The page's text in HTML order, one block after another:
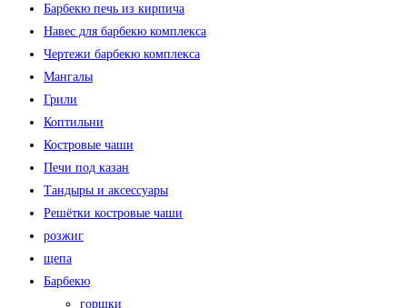
Барбекю печь из кирпича
Навес для барбекю комплекса
Чертежи барбекю комплекса
Мангалы
Грили
Коптильни
Костровые чаши
Печи под казан
Тандыры и аксессуары
Решётки костровые чаши
розжиг
щепа
Барбекю
горшки